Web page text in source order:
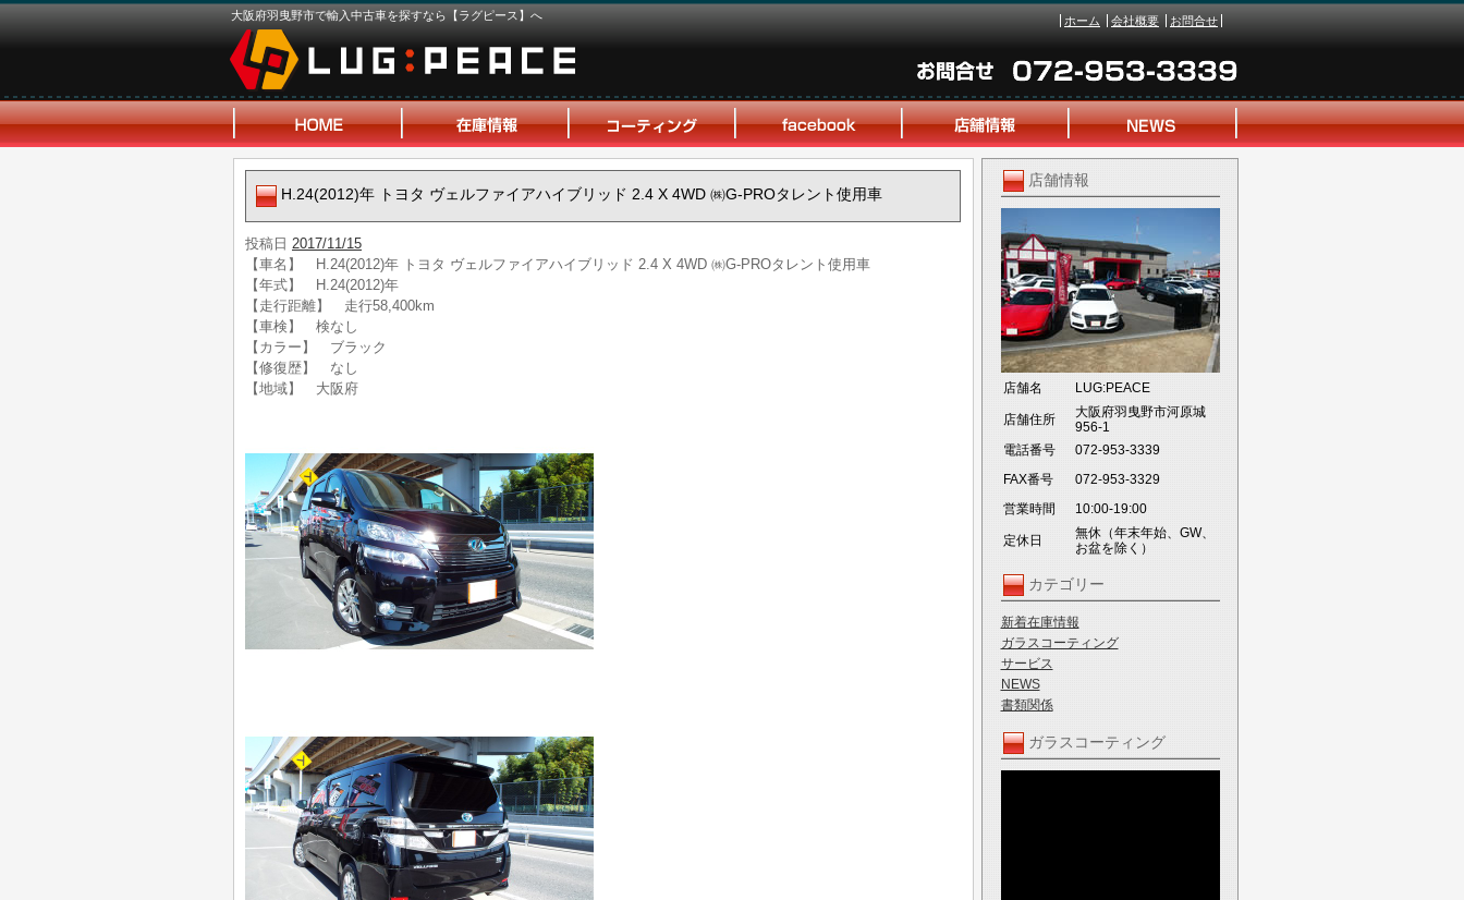
大阪府羽曳野市で輸入中古車を探すなら【ラグピース】へ ホーム 会社概要 お問合せ
店舗情報
店舗名 LUG:PEACE
店舗住所
大阪府羽曳野市河原城
956-1
電話番号
072-953-3339
FAX番号
072-953-3329
営業時間
10:00-19:00
定休日
無休（年末年始、GW、
お盆を除く）
カテゴリー
新着在庫情報
ガラスコーティング
サービス
NEWS
書類関係
ガラスコーティング
H.24(2012)年 トヨタ ヴェルファイアハイブリッド 2.4 X 4WD ㈱G-PROタレント使用車
投稿日 2017/11/15
【車名】 H.24(2012)年 トヨタ ヴェルファイアハイブリッド 2.4 X 4WD ㈱G-PROタレント使用車
【年式】 H.24(2012)年
【走行距離】 走行58,400km
【車検】 検なし
【カラー】 ブラック
【修復歴】 なし
【地域】 大阪府